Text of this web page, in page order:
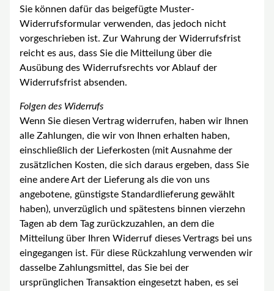
Sie können dafür das beigefügte Muster-
Widerrufsformular verwenden, das jedoch nicht
vorgeschrieben ist. Zur Wahrung der Widerrufsfrist
reicht es aus, dass Sie die Mitteilung über die
Ausübung des Widerrufsrechts vor Ablauf der
Widerrufsfrist absenden.
Folgen des Widerrufs
Wenn Sie diesen Vertrag widerrufen, haben wir Ihnen
alle Zahlungen, die wir von Ihnen erhalten haben,
einschließlich der Lieferkosten (mit Ausnahme der
zusätzlichen Kosten, die sich daraus ergeben, dass Sie
eine andere Art der Lieferung als die von uns
angebotene, günstigste Standardlieferung gewählt
haben), unverzüglich und spätestens binnen vierzehn
Tagen ab dem Tag zurückzuzahlen, an dem die
Mitteilung über Ihren Widerruf dieses Vertrags bei uns
eingegangen ist. Für diese Rückzahlung verwenden wir
dasselbe Zahlungsmittel, das Sie bei der
ursprünglichen Transaktion eingesetzt haben, es sei